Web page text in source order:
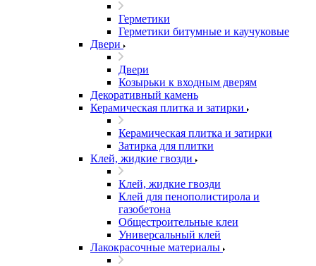
Герметики
Герметики битумные и каучуковые
Двери
Двери
Козырьки к входным дверям
Декоративный камень
Керамическая плитка и затирки
Керамическая плитка и затирки
Затирка для плитки
Клей, жидкие гвозди
Клей, жидкие гвозди
Клей для пенополистирола и
газобетона
Общестроительные клеи
Универсальный клей
Лакокрасочные материалы